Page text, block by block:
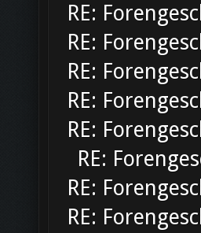
RE:
RE:
RE:
RE:
RE:
RE:
RE:
RE: